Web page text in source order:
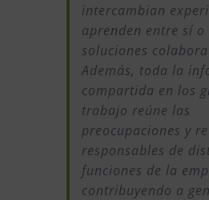
intercambian
aprenden entre sí o
soluciones
Además, toda la
compartida en los
trabajo reúne las
preocupaciones y
responsables de
funciones de la
contribuyendo a